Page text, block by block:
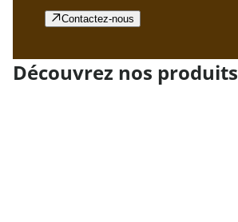
Contactez-nous
Découvrez nos produits